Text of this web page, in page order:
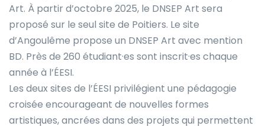
Art. À partir d’octobre 2025, le DNSEP Art sera
proposé sur le seul site de Poitiers. Le site
d’Angoulême propose un DNSEP Art avec mention
BD. Près de 260 étudiant·es sont inscrit·es chaque
année à l’ÉESI.
Les deux sites de l’ÉESI privilégient une pédagogie
croisée encourageant de nouvelles formes
artistiques, ancrées dans des projets qui permettent